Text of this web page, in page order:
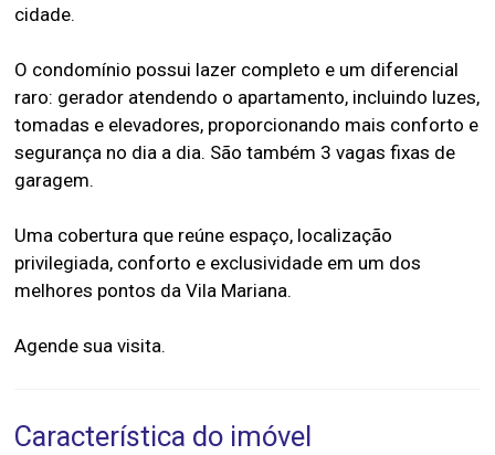
cidade.
O condomínio possui lazer completo e um diferencial
raro: gerador atendendo o apartamento, incluindo luzes,
tomadas e elevadores, proporcionando mais conforto e
segurança no dia a dia. São também 3 vagas fixas de
garagem.
Uma cobertura que reúne espaço, localização
privilegiada, conforto e exclusividade em um dos
melhores pontos da Vila Mariana.
Característica do imóvel